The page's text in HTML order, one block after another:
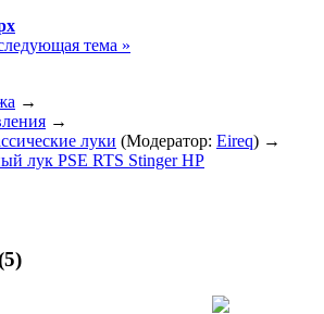
тема »
→
→
луки (Модератор: Eireq) →
лук PSE RTS Stinger HP